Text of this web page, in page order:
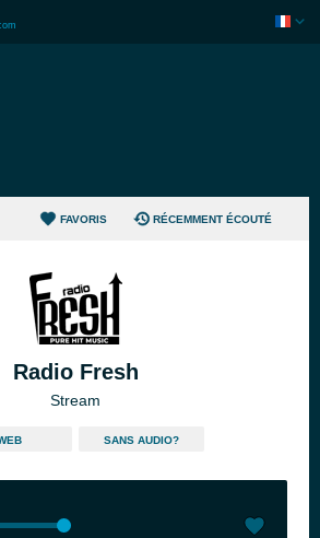
FAVORIS RÉCEMMENT ÉCOUTÉ
Radio Fresh
Stream
SANS AUDIO?